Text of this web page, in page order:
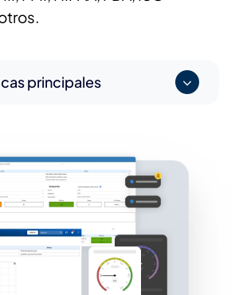
principales